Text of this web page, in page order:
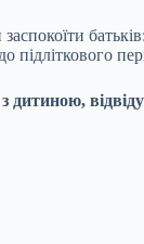
підліткового